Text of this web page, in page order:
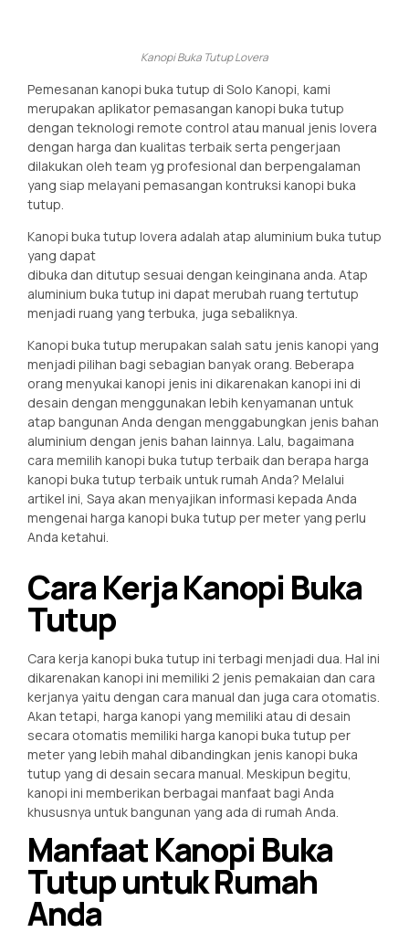
Kanopi Buka Tutup Lovera
Pemesanan kanopi buka tutup di Solo Kanopi, kami
merupakan aplikator pemasangan kanopi buka tutup
dengan teknologi remote control atau manual jenis lovera
dengan harga dan kualitas terbaik serta pengerjaan
dilakukan oleh team yg profesional dan berpengalaman
yang siap melayani pemasangan kontruksi kanopi buka
tutup.
Kanopi buka tutup lovera adalah atap aluminium buka tutup
yang dapat
dibuka dan ditutup sesuai dengan keinginana anda. Atap
aluminium buka tutup ini dapat merubah ruang tertutup
menjadi ruang yang terbuka, juga sebaliknya.
Kanopi buka tutup merupakan salah satu jenis kanopi yang
menjadi pilihan bagi sebagian banyak orang. Beberapa
orang menyukai kanopi jenis ini dikarenakan kanopi ini di
desain dengan menggunakan lebih kenyamanan untuk
atap bangunan Anda dengan menggabungkan jenis bahan
aluminium dengan jenis bahan lainnya. Lalu, bagaimana
cara memilih kanopi buka tutup terbaik dan berapa harga
kanopi buka tutup terbaik untuk rumah Anda? Melalui
artikel ini, Saya akan menyajikan informasi kepada Anda
mengenai harga kanopi buka tutup per meter yang perlu
Anda ketahui.
Cara Kerja Kanopi Buka
Tutup
Cara kerja kanopi buka tutup ini terbagi menjadi dua. Hal ini
dikarenakan kanopi ini memiliki 2 jenis pemakaian dan cara
kerjanya yaitu dengan cara manual dan juga cara otomatis.
Akan tetapi, harga kanopi yang memiliki atau di desain
secara otomatis memiliki harga kanopi buka tutup per
meter yang lebih mahal dibandingkan jenis kanopi buka
tutup yang di desain secara manual. Meskipun begitu,
kanopi ini memberikan berbagai manfaat bagi Anda
khususnya untuk bangunan yang ada di rumah Anda.
Manfaat Kanopi Buka
Tutup untuk Rumah
Anda